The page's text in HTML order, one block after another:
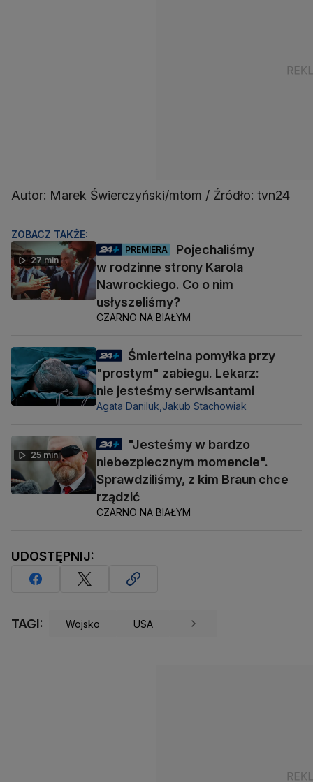
Autor: Marek Świerczyński/mtom / Źródło: tvn24
ZOBACZ TAKŻE:
27 min
PREMIERA
Pojechaliśmy
w rodzinne strony Karola
Nawrockiego. Co o nim
usłyszeliśmy?
CZARNO NA BIAŁYM
Śmiertelna pomyłka przy
"prostym" zabiegu. Lekarz:
nie jesteśmy serwisantami
Agata Daniluk, Jakub Stachowiak
25 min
"Jesteśmy w bardzo
niebezpiecznym momencie".
Sprawdziliśmy, z kim Braun chce
rządzić
CZARNO NA BIAŁYM
UDOSTĘPNIJ:
TAGI: Wojsko USA